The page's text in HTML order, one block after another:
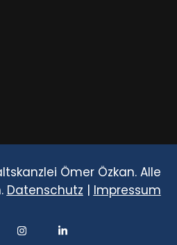
Ömer Özkan. Alle
Datenschutz | Impressum